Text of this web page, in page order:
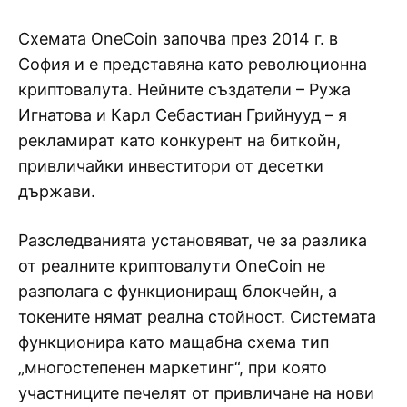
Схемата OneCoin започва през 2014 г. в
София и е представяна като революционна
криптовалута. Нейните създатели – Ружа
Игнатова и Карл Себастиан Грийнууд – я
рекламират като конкурент на биткойн,
привличайки инвеститори от десетки
държави.
Разследванията установяват, че за разлика
от реалните криптовалути OneCoin не
разполага с функциониращ блокчейн, а
токените нямат реална стойност. Системата
функционира като мащабна схема тип
„многостепенен маркетинг“, при която
участниците печелят от привличане на нови